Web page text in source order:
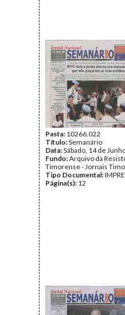
Pasta: 10266.022
Título:Semanário
Data:Sábado, 14 de
Fundo:Arquivo da
Timorense - Jornais
Tipo Documental:
Página(s): 12